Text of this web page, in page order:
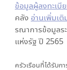
ข้อมูลผู้ลงทะเบี
คลัง อ่านเพิ่มเติ
รณาการข้อมูลร
แห่งรัฐ ปี 2565
ครัวเรือนที่ได้รับก